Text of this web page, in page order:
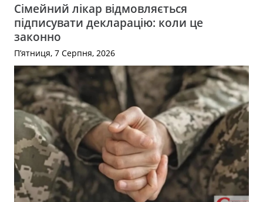
Сімейний лікар відмовляється
підписувати декларацію: коли це
законно
П’ятниця, 7 Серпня, 2026